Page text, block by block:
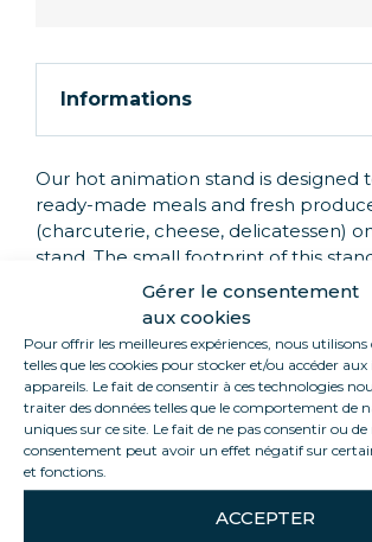
Gérer le consentement
aux cookies
Pour offrir les meilleures expériences, nous utilisons
telles que les cookies pour stocker et/ou accéder
appareils. Le fait de consentir à ces technologies
traiter des données telles que le comportement de
uniques sur ce site. Le fait de ne pas consentir ou
consentement peut avoir un effet négatif sur
et fonctions.
ACCEPTER
Informations
Our hot animation stand is designed
ready-made meals and fresh
(charcuterie, cheese, delicatessen)
stand. The small footprint of this
makes it easy for your host to make
rent you several types of
equipment for different periods
pans, scales, plancha, etc.).
PRODUCT HIGHLIGHTS
Keeps your hot products at